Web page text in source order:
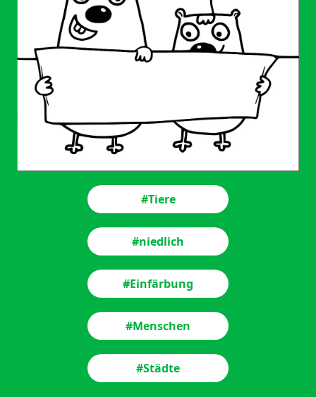
#Tiere
#niedlich
#Einfärbung
#Menschen
#Städte